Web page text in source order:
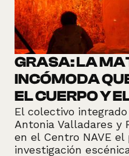
GRASA: LA
INCÓMODA
EL CUERPO Y
El colectivo
Antonia Valladares y
en el Centro NAVE
investigación